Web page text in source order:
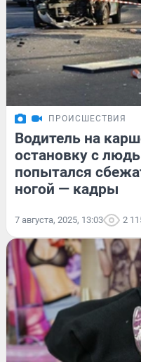
ПРОИСШЕСТВИЯ
Водитель на
остановку с
попытался
ногой — кадры
7 августа, 2025, 13:03 2